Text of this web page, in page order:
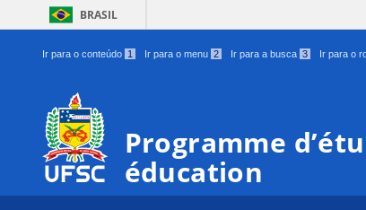
BRASIL
Ir para o conteúdo 1 Ir para o menu 2 Ir para a busca 3 Ir para o
Programme
éducation